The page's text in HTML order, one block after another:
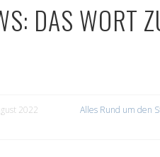
DAS WORT
2022 Alles Rund um den